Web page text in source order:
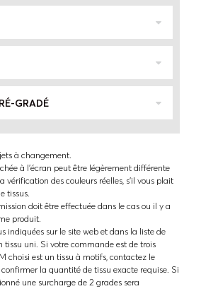
GRADÉ
à changement.
à l'écran peut être légèrement différente
vérification des couleurs réelles, s'il vous plait
tissus.
doit être effectuée dans le cas ou il y a
produit.
indiquées sur le site web et dans la liste de
tissu uni. Si votre commande est de trois
choisi est un tissu à motifs, contactez le
la quantité de tissu exacte requise. Si
une surcharge de 2 grades sera